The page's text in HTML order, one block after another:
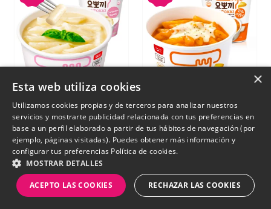
Topokki Coreanos
Instantáneos con
Salsa Carbonara |
Yopokki 120g.
Tteokbokki (Topokki)
Salsa de Queso |
€ 3,75
×
Esta web utiliza cookies
Utilizamos cookies propias y de terceros para analizar nuestros
servicios y mostrarte publicidad relacionada con tus preferencias en
base a un perfil elaborado a partir de tus hábitos de navegación (por
ejemplo, páginas visitadas). Puedes obtener más información y
configurar tus preferencias Política de cookies.
MOSTRAR DETALLES
ACEPTO LAS COOKIES RECHAZAR LAS COOKIES